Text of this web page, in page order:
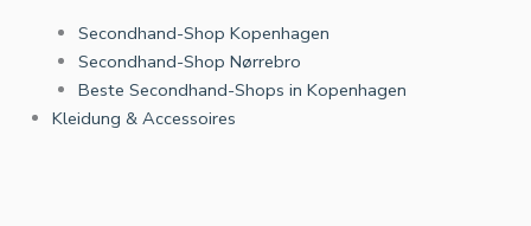
Secondhand-Shop Kopenhagen
Secondhand-Shop Nørrebro
Beste Secondhand-Shops in Kopenhagen
Kleidung & Accessoires